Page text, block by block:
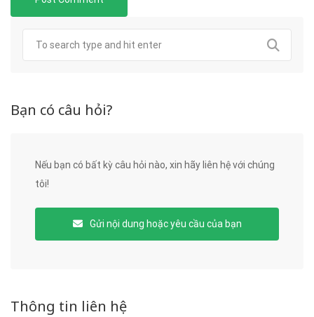
Bạn có câu hỏi?
Nếu bạn có bất kỳ câu hỏi nào, xin hãy liên hệ với chúng
tôi!
Gửi nội dung hoặc yêu cầu của bạn
Thông tin liên hệ